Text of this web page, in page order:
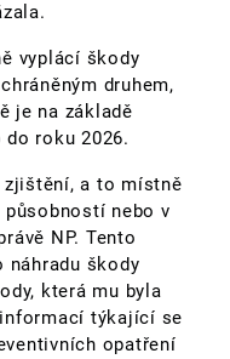
vyplácí škody
druhem,
je na základě
roku 2026.
zjištění, a to místně
nebo v
NP. Tento
škody
která mu byla
týkající se
opatření